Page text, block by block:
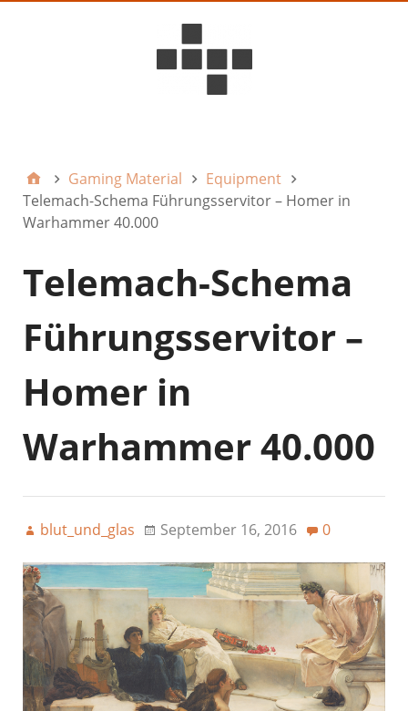
Gaming Material
Equipment
Telemach-Schema Führungsservitor – Homer in
Warhammer 40.000
Telemach-Schema
Führungsservitor –
Homer in
Warhammer 40.000
blut_und_glas September 16, 2016 0